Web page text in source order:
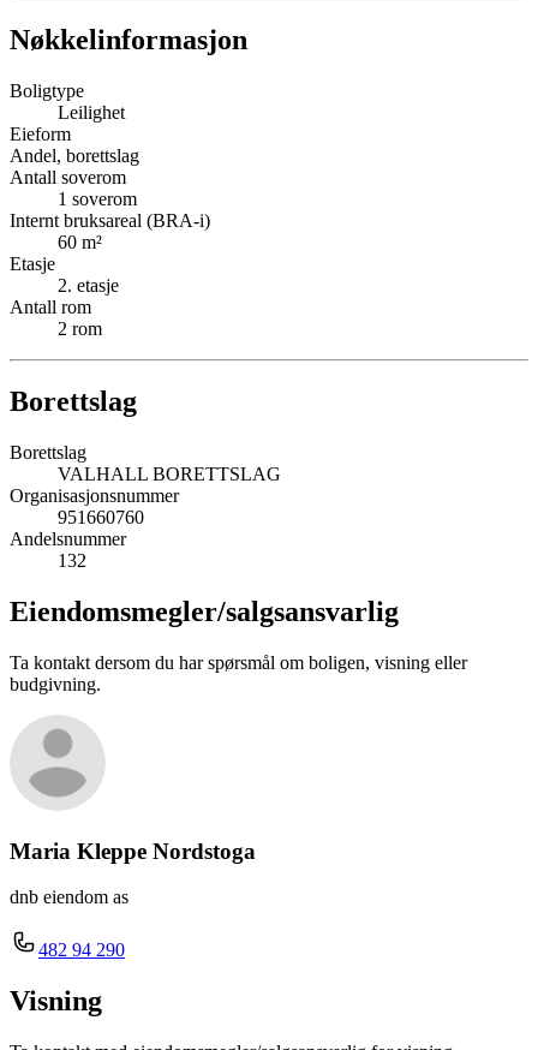
Nøkkelinformasjon
Boligtype
Leilighet
Eieform
Andel, borettslag
Antall soverom
1 soverom
Internt bruksareal (BRA-i)
60 m²
Etasje
2. etasje
Antall rom
2 rom
Borettslag
Borettslag
VALHALL BORETTSLAG
Organisasjonsnummer
951660760
Andelsnummer
132
Eiendomsmegler/salgsansvarlig
Ta kontakt dersom du har spørsmål om boligen, visning eller
budgivning.
Maria Kleppe Nordstoga
dnb eiendom as
482 94 290
Visning